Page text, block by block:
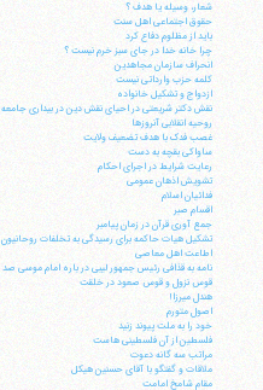
شعار، وسیله یا هدف ؟
حقوق اجتماعی اهل سنت
باید از مظلوم دفاع کرد
چرا خانه خدا در جای سبز خرم نیست ؟
انحراف سازمان مجاهدین
کلمه حزب وارداتی نیست
ازدواج و تشکیل خانواده
نقش دکتر شریعتی در احیای نقش دین در بیداری جامعه
روحیه انقلابی آنروزها
غصب فدک با هدف تضعیف ولایت
ساواکی بقچه به دست
رعایت شرایط در اجرای احکام
تشویش اذهان عمومی
فدائیان اسلام
اقسام صبر
جمع آوری قرآن در زمان پیامبر
تشکیل هیات حاکمه برای رسیدگی به تخلفات روحانیون
اطاعت اهل معاصی
نامه به قذافی رئیس جمهور لیبی در باره امام موسی صد
قوس نزول و قوس صعود در خلقت
هندل میرزا!
اصول متورم
خود را به ملت پیوند زنید
فلسطین از آن فلسطینی هاست
مراتب سه گانه دعوت
ملاقات و گفتگو با آقای حسنین هیکل
مقام شامخ امامت